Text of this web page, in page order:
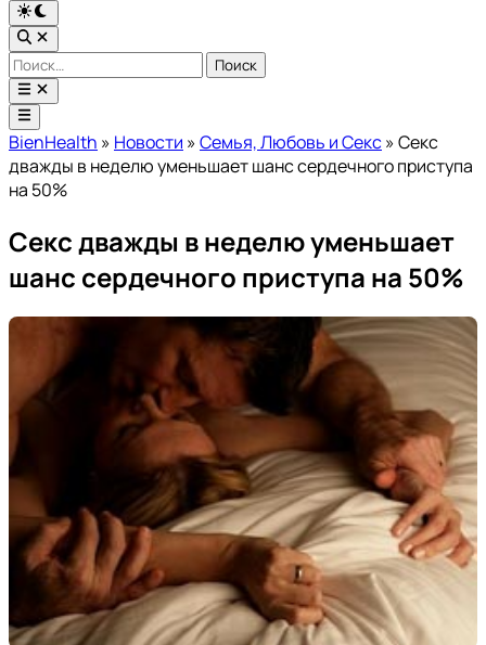
Переключить
на
тёмный
режим
Открыть
поиск
Найти:
Открыть
меню
Главное
меню
BienHealth » Новости »Семья, Любовь и Секс»Секс
дважды в неделю уменьшает шанс сердечного приступа
на 50%
Секс дважды в неделю уменьшает
шанс сердечного приступа на 50%